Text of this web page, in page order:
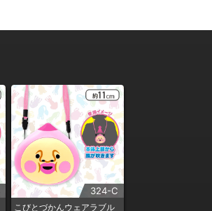
324-C
こびとづかんウェアラブル